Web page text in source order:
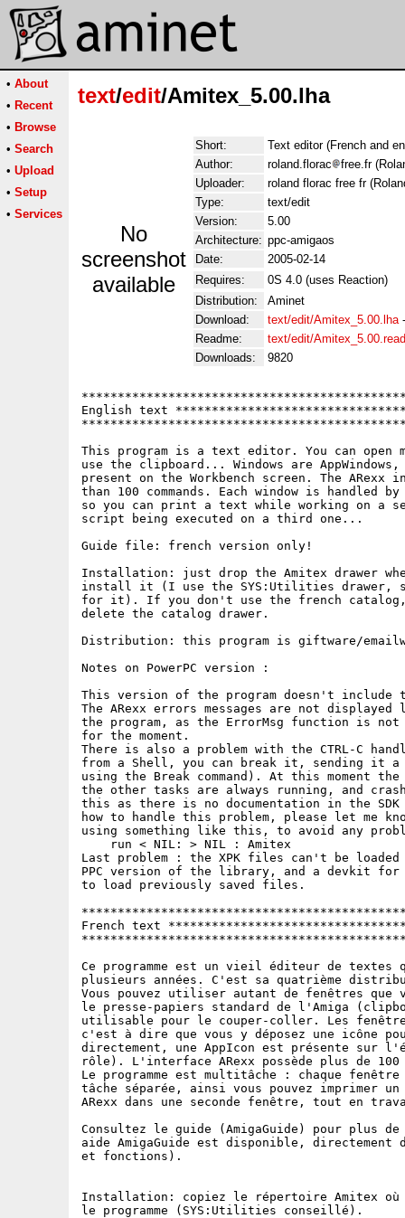
• About
• Recent
• Browse
• Search
• Upload
• Setup
• Services
text/edit/Amitex_5.00.lha
No
screenshot
available
Short:
Text editor (French and
Author:
roland.florac
free.fr
Uploader:
roland florac free fr
Type:
text/edit
Version:
5.00
Architecture: ppc-amigaos
Date:
2005-02-14
Requires:
0S 4.0 (uses Reaction)
Distribution:
Aminet
Download:
text/edit/Amitex_5.00.lha
Readme:
text/edit/
Downloads:
9820
English text
This program is a text editor. You can open
use the clipboard... Windows are
present on the Workbench screen. The ARexx
than 100 commands. Each window is handled
so you can print a text while working on a
script being executed on a third one...
Guide file: french version only!
Installation: just drop the Amitex drawer
install it (I use the SYS:Utilities drawer,
for it). If you don't use the french catalog,
delete the catalog drawer.
Distribution: this program is giftware/
Notes on PowerPC version :
This version of the program doesn't include
The ARexx errors messages are not
the program, as the ErrorMsg function is
for the moment.
There is also a problem with the CTRL-C
from a Shell, you can break it, sending it a
using the Break command). At this moment
the other tasks are always running, and
this as there is no documentation in the
how to handle this problem, please let me
using something like this, to avoid any
    run < NIL: > NIL : Amitex
Last problem : the XPK files can't be
PPC version of the library, and a devkit for
to load previously saved files.
French text
Ce programme est un vieil éditeur de
plusieurs années. C'est sa quatrième
Vous pouvez utiliser autant de fenêtres que
le presse-papiers standard de l'Amiga
utilisable pour le couper-coller. Les fenêtres
c'est à dire que vous y déposez une icône
directement, une AppIcon est présente sur
rôle). L'interface ARexx possède plus de 100
Le programme est multitâche : chaque
tâche séparée, ainsi vous pouvez imprimer
ARexx dans une seconde fenêtre, tout en
Consultez le guide (AmigaGuide) pour plus
aide AmigaGuide est disponible, directement
et fonctions).
Installation: copiez le répertoire Amitex
le programme (SYS:Utilities conseillé).